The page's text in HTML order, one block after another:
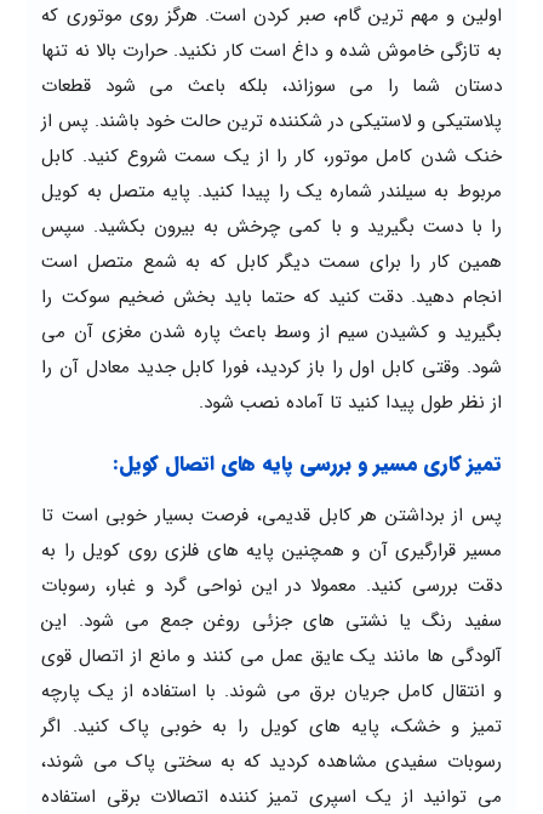
اولین و مهم ترین گام، صبر کردن است. هرگز روی موتوری که
به تازگی خاموش شده و داغ است کار نکنید. حرارت بالا نه تنها
دستان شما را می سوزاند، بلکه باعث می شود قطعات
پلاستیکی و لاستیکی در شکننده ترین حالت خود باشند. پس از
خنک شدن کامل موتور، کار را از یک سمت شروع کنید. کابل
مربوط به سیلندر شماره یک را پیدا کنید. پایه متصل به کویل
را با دست بگیرید و با کمی چرخش به بیرون بکشید. سپس
همین کار را برای سمت دیگر کابل که به شمع متصل است
انجام دهید. دقت کنید که حتما باید بخش ضخیم سوکت را
بگیرید و کشیدن سیم از وسط باعث پاره شدن مغزی آن می
شود. وقتی کابل اول را باز کردید، فورا کابل جدید معادل آن را
از نظر طول پیدا کنید تا آماده نصب شود.
تمیز کاری مسیر و بررسی پایه های اتصال کویل:
پس از برداشتن هر کابل قدیمی، فرصت بسیار خوبی است تا
مسیر قرارگیری آن و همچنین پایه های فلزی روی کویل را به
دقت بررسی کنید. معمولا در این نواحی گرد و غبار، رسوبات
سفید رنگ یا نشتی های جزئی روغن جمع می شود. این
آلودگی ها مانند یک عایق عمل می کنند و مانع از اتصال قوی
و انتقال کامل جریان برق می شوند. با استفاده از یک پارچه
تمیز و خشک، پایه های کویل را به خوبی پاک کنید. اگر
رسوبات سفیدی مشاهده کردید که به سختی پاک می شوند،
می توانید از یک اسپری تمیز کننده اتصالات برقی استفاده